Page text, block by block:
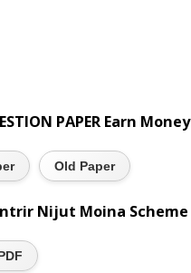
PAPER Earn Money
Old Paper
Nijut Moina Scheme